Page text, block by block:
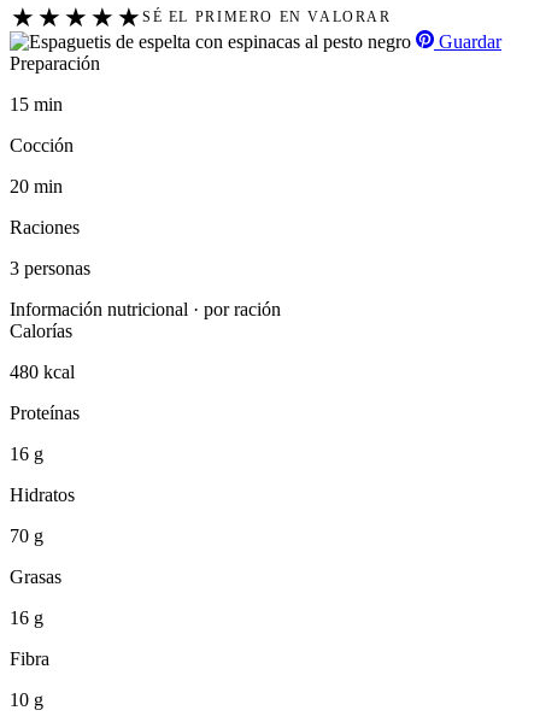
★ ★ ★ ★ ★ SÉ EL PRIMERO EN VALORAR
Guardar
Preparación
15 min
Cocción
20 min
Raciones
3 personas
Información nutricional · por ración
Calorías
480 kcal
Proteínas
16 g
Hidratos
70 g
Grasas
16 g
Fibra
10 g